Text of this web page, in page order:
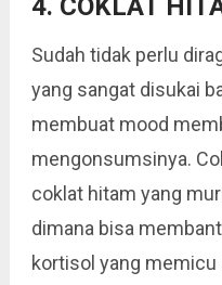
4. COKLAT
Sudah tidak perlu
yang sangat disukai
membuat mood
mengonsumsinya.
coklat hitam yang
dimana bisa
kortisol yang memicu